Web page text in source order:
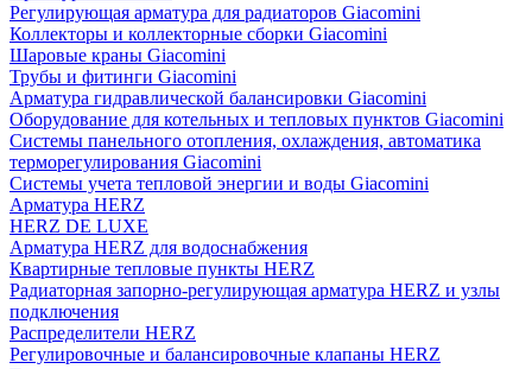
Регулирующая арматура для радиаторов Giacomini
Коллекторы и коллекторные сборки Giacomini
Шаровые краны Giacomini
Трубы и фитинги Giacomini
Арматура гидравлической балансировки Giacomini
Оборудование для котельных и тепловых пунктов Giacomini
Системы панельного отопления, охлаждения, автоматика
терморегулирования Giacomini
Системы учета тепловой энергии и воды Giacomini
Арматура HERZ
HERZ DE LUXE
Арматура HERZ для водоснабжения
Квартирные тепловые пункты HERZ
Радиаторная запорно-регулирующая арматура HERZ и узлы
подключения
Распределители HERZ
Регулировочные и балансировочные клапаны HERZ